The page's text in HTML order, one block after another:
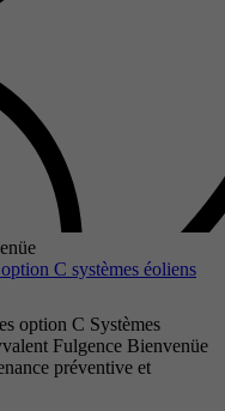
C systèmes éoliens
option C Systèmes
Fulgence Bienvenüe
préventive et